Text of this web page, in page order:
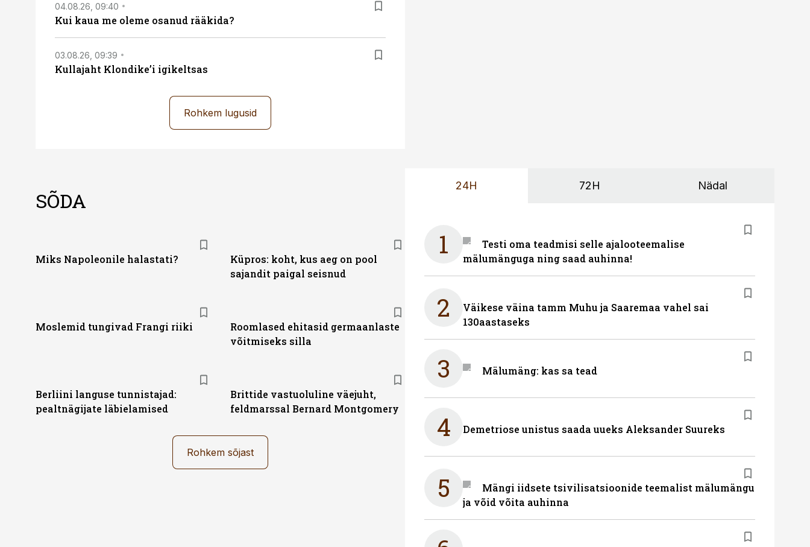
04.08.26, 09:40
Kui kaua me oleme osanud rääkida?
03.08.26, 09:39
Kullajaht Klondike’i igikeltsas
Rohkem lugusid
SÕDA
Miks Napoleonile halastati?
Küpros: koht, kus aeg on pool
sajandit paigal seisnud
Moslemid tungivad Frangi riiki
Roomlased ehitasid germaanlaste
võitmiseks silla
Berliini languse tunnistajad:
pealtnägijate läbielamised
Brittide vastuoluline väejuht,
feldmarssal Bernard Montgomery
Rohkem sõjast
24H 72H Nädal
1
Testi oma teadmisi selle ajalooteemalise
mälumänguga ning saad auhinna!
2
Väikese väina tamm Muhu ja Saaremaa vahel sai
130aastaseks
3 Mälumäng: kas sa tead
4 Demetriose unistus saada uueks Aleksander Suureks
5
Mängi iidsete tsivilisatsioonide teemalist mälumängu
ja võid võita auhinna